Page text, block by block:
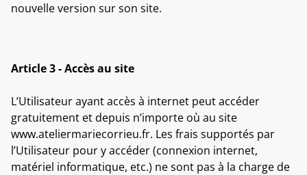
nouvelle version sur son site.
Article 3 - Accès au site
L’Utilisateur ayant accès à internet peut accéder
gratuitement et depuis n’importe où au site
www.ateliermariecorrieu.fr. Les frais supportés par
l’Utilisateur pour y accéder (connexion internet,
matériel informatique, etc.) ne sont pas à la charge de